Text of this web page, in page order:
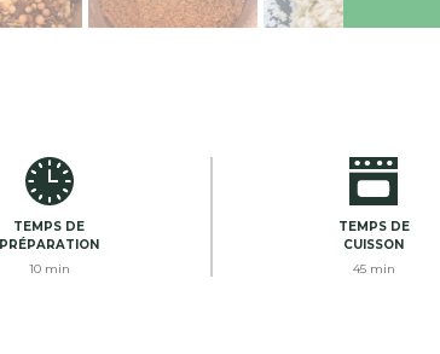
TEMPS DE
PRÉPARATION
10 min
TEMPS DE
CUISSON
45 min